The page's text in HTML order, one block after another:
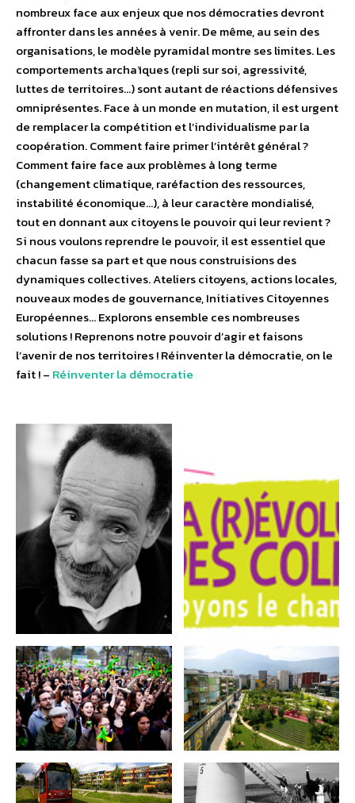
nombreux face aux enjeux que nos démocraties devront
affronter dans les années à venir. De même, au sein des
organisations, le modèle pyramidal montre ses limites. Les
comportements archaïques (repli sur soi, agressivité,
luttes de territoires…) sont autant de réactions défensives
omniprésentes. Face à un monde en mutation, il est urgent
de remplacer la compétition et l’individualisme par la
coopération. Comment faire primer l’intérêt général ?
Comment faire face aux problèmes à long terme
(changement climatique, raréfaction des ressources,
instabilité économique…), à leur caractère mondialisé,
tout en donnant aux citoyens le pouvoir qui leur revient ?
Si nous voulons reprendre le pouvoir, il est essentiel que
chacun fasse sa part et que nous construisions des
dynamiques collectives. Ateliers citoyens, actions locales,
nouveaux modes de gouvernance, Initiatives Citoyennes
Européennes… Explorons ensemble ces nombreuses
solutions ! Reprenons notre pouvoir d’agir et faisons
l’avenir de nos territoires ! Réinventer la démocratie, on le
fait ! – Réinventer la démocratie